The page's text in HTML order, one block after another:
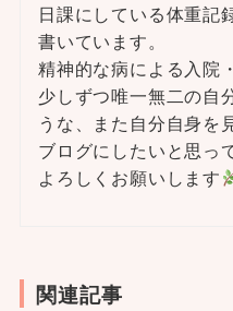
日課にしている体重記
書いています。
精神的な病による入院
少しずつ唯一無二の自
うな、また自分自身を
ブログにしたいと思っ
よろしくお願いします
関連記事